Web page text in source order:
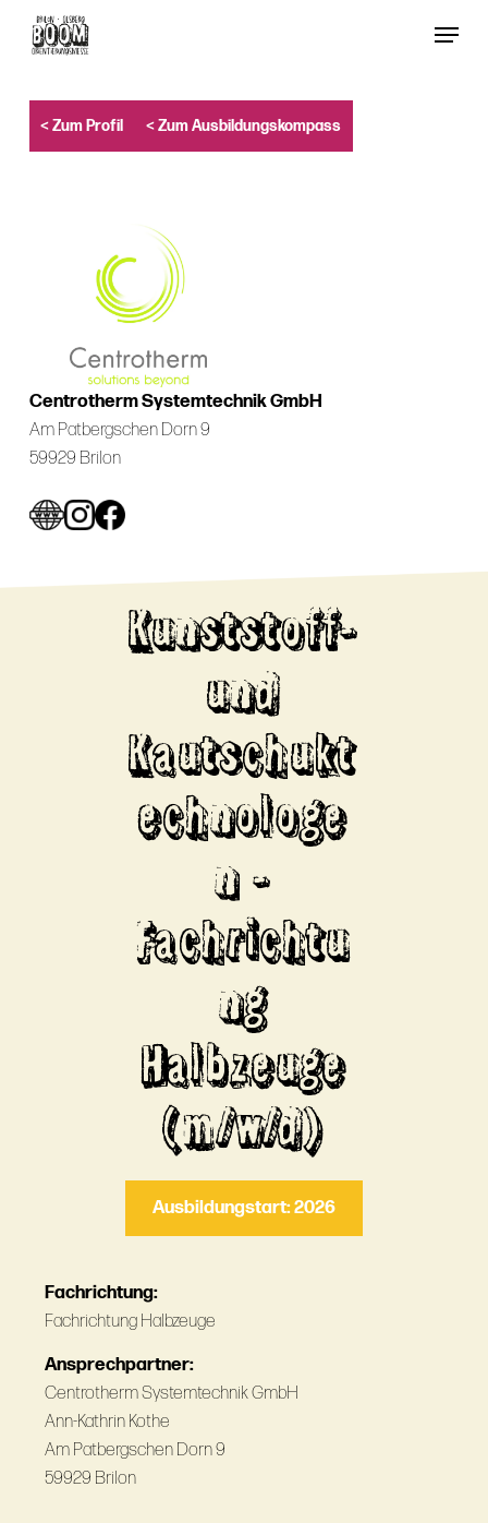
content
Menu
< Zum Profil < Zum Ausbildungskompass
Centrotherm Systemtechnik GmbH
Am Patbergschen Dorn 9
59929 Brilon
Kunststoff-
und
Kautschukt
echnologe
n -
Fachrichtu
ng
Halbzeuge
(m/w/d)
Ausbildungstart: 2026
Fachrichtung:
Fachrichtung Halbzeuge
Ansprechpartner:
Centrotherm Systemtechnik GmbH
Ann-Kathrin Kothe
Am Patbergschen Dorn 9
59929 Brilon